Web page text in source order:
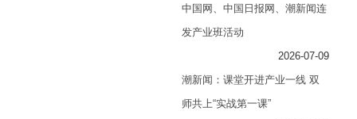
中国网、中国日报网、潮新闻连
发产业班活动
2026-07-09
潮新闻：课堂开进产业一线 双
师共上“实战第一课”